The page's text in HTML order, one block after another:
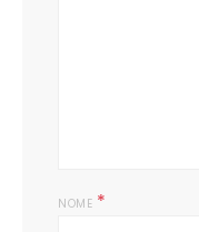
NOME *